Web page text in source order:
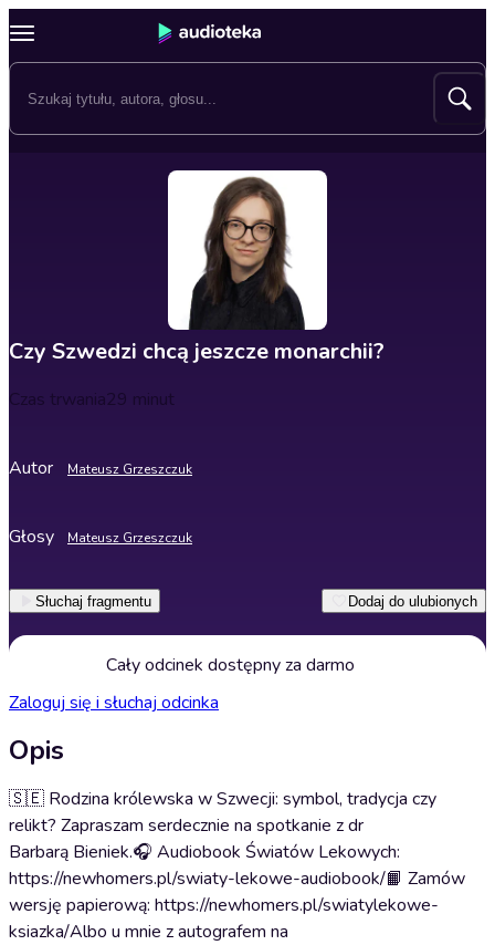
Czy Szwedzi chcą jeszcze monarchii?
Czas trwania29 minut
Autor Mateusz Grzeszczuk
Głosy Mateusz Grzeszczuk
Słuchaj fragmentu Dodaj do ulubionych
Cały odcinek dostępny za darmo
Zaloguj się i słuchaj odcinka
Opis
🇸🇪 Rodzina królewska w Szwecji: symbol, tradycja czy
relikt? Zapraszam serdecznie na spotkanie z dr
Barbarą Bieniek.🎧 Audiobook Światów Lekowych:
https://newhomers.pl/swiaty-lekowe-audiobook/📙 Zamów
wersję papierową: https://newhomers.pl/swiatylekowe-
ksiazka/Albo u mnie z autografem na